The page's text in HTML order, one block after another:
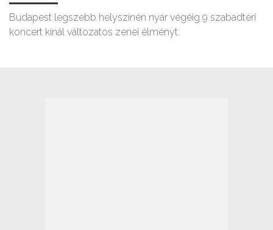
Budapest legszebb helyszínén nyár végéig 9 szabadtéri
koncert kínál változatos zenei élményt.